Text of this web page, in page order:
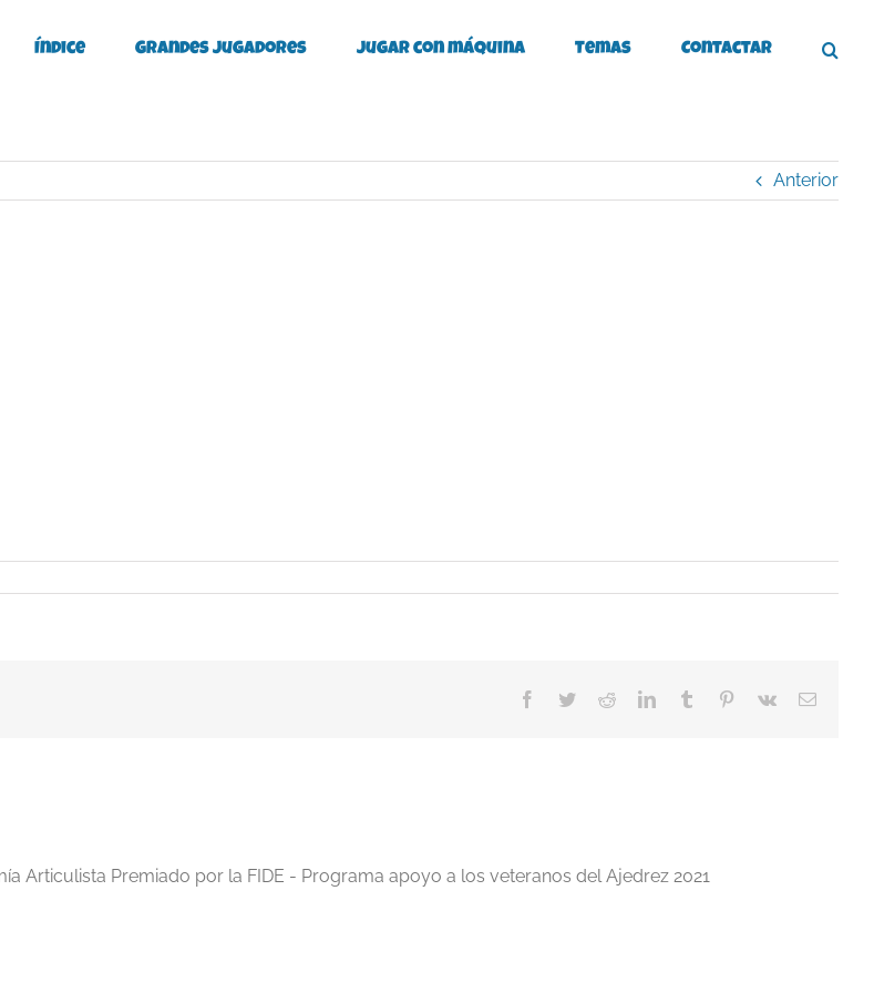
Índice Grandes Jugadores Jugar con máquina Temas Contactar
Anterior
Facebook
TwitterRedditLinkedInTumblr Pinterest
Vk
Correo
Articulista Premiado por la FIDE - Programa apoyo a los veteranos del Ajedrez 2021